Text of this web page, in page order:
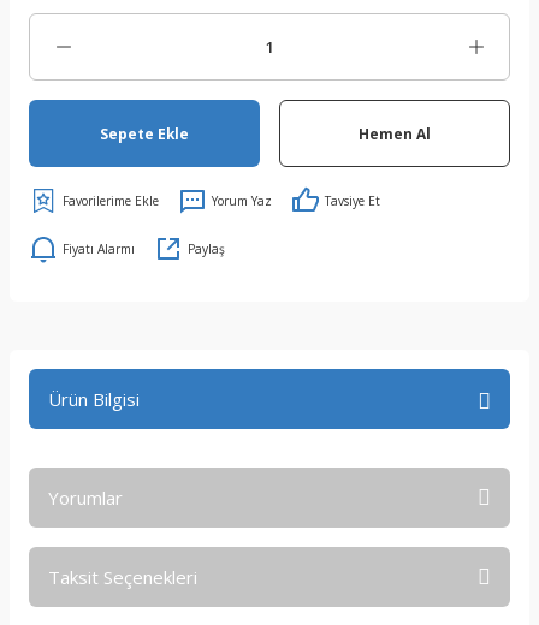
Sepete Ekle Hemen Al
Yorum Yaz Tavsiye Et
Fiyatı Alarmı Paylaş
Ürün Bilgisi
Yorumlar
Taksit Seçenekleri